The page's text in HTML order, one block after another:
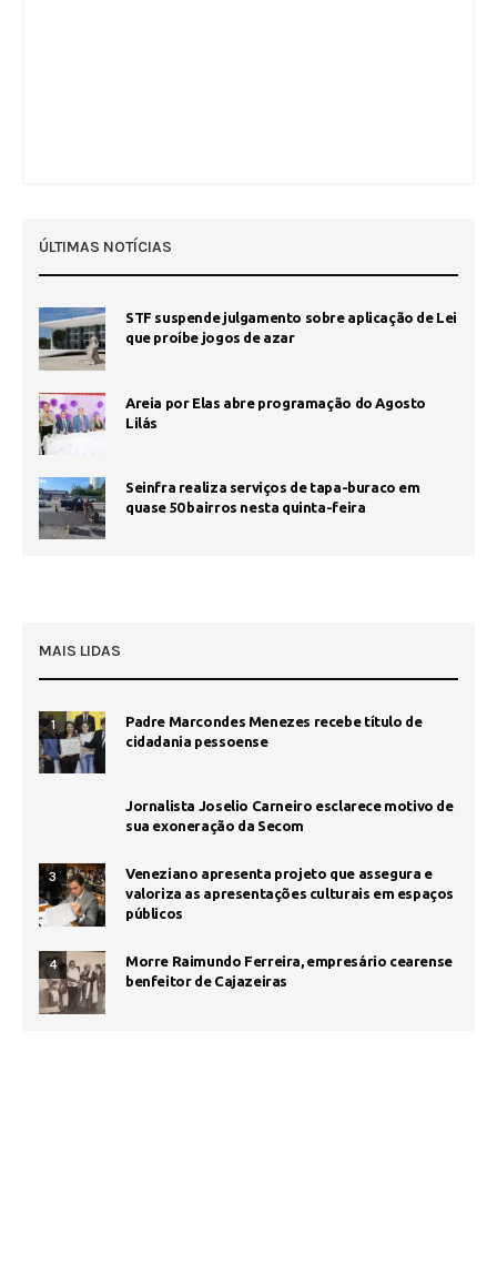
ÚLTIMAS NOTÍCIAS
STF suspende julgamento sobre aplicação de Lei
que proíbe jogos de azar
Areia por Elas abre programação do Agosto
Lilás
Seinfra realiza serviços de tapa-buraco em
quase 50 bairros nesta quinta-feira
MAIS LIDAS
1
Padre Marcondes Menezes recebe título de
cidadania pessoense
Jornalista Joselio Carneiro esclarece motivo de
sua exoneração da Secom
3
Veneziano apresenta projeto que assegura e
valoriza as apresentações culturais em espaços
públicos
4
Morre Raimundo Ferreira, empresário cearense
benfeitor de Cajazeiras